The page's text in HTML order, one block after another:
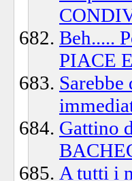
Beh.....
PIACE
Gattino
A tutti i